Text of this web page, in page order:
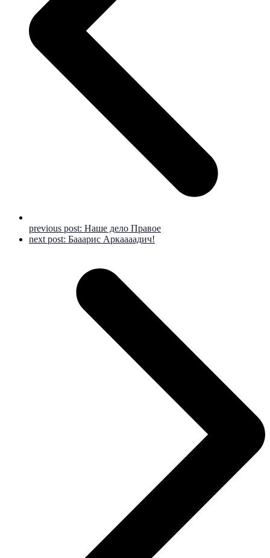
previous post: Наше дело Правое
next post: Бааарис Аркаааадич!